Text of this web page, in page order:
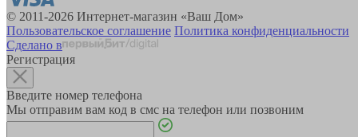
© 2011-2026 Интернет-магазин «Ваш Дом»
Пользовательское соглашение Политика конфиденциальности
Сделано в
Регистрация
Введите номер телефона
Мы отправим вам код в смс на телефон или позвоним